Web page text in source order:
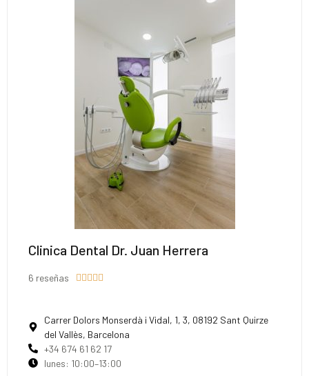
Clinica Dental Dr. Juan Herrera
6 reseñas     
Carrer Dolors Monserdà i Vidal, 1, 3, 08192 Sant Quirze
del Vallès, Barcelona
+34 674 61 62 17
lunes: 10:00–13:00